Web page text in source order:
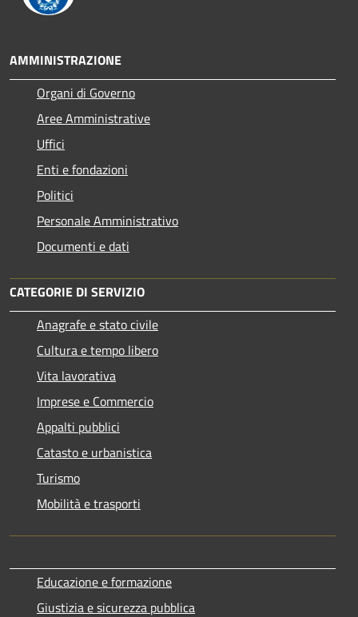
AMMINISTRAZIONE
Organi di Governo
Aree Amministrative
Uffici
Enti e fondazioni
Politici
Personale Amministrativo
Documenti e dati
CATEGORIE DI SERVIZIO
Anagrafe e stato civile
Cultura e tempo libero
Vita lavorativa
Imprese e Commercio
Appalti pubblici
Catasto e urbanistica
Turismo
Mobilità e trasporti
Educazione e formazione
Giustizia e sicurezza pubblica